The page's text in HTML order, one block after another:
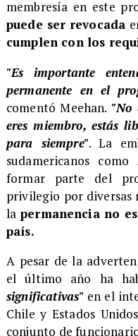
membresía en este
puede ser revocada
cumplen con los
"Es importante
permanente en el
comentó Meehan. "No
eres miembro, estás
para siempre". La
sudamericanos
formar parte del
privilegio por diversas
lapermanencia no
país.
A pesar de la
el último año ha
significativas" en el
Chile y Estados
conjunto de